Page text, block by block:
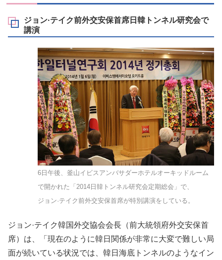
ジョン·テイク前外交安保首席日韓トンネル研究会で
講演
6日午後、釜山イビスアンバサダーホテルオーキッドルーム
で開かれた「2014日韓トンネル研究会定期総会」で、
ジョン·テイク前外交安保首席が特別講演をしている。
ジョン·テイク韓国外交協会会長（前大統領府外交安保首
席）は、「現在のように韓日関係が非常に大変で難しい局
面が続いている状況では、韓日海底トンネルのようなイン